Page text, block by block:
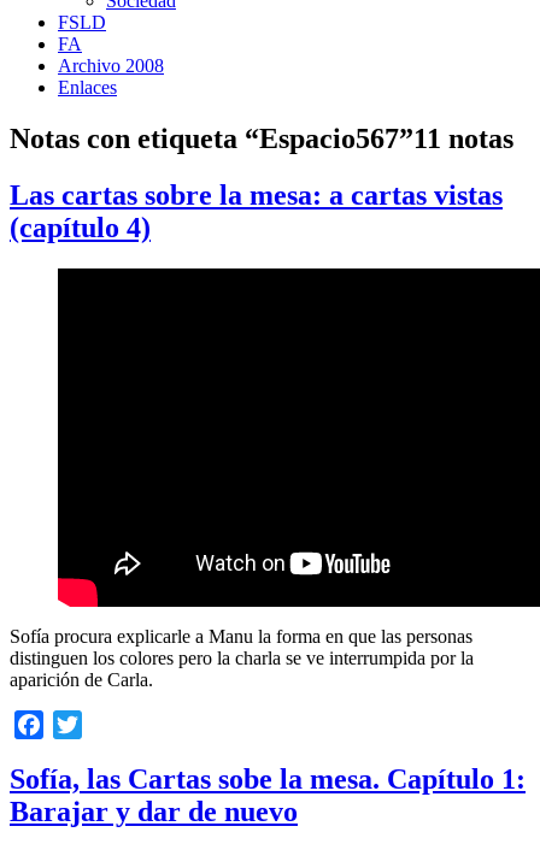
FSLD
FA
Archivo 2008
Enlaces
Notas con etiqueta “Espacio567”11 notas
Las cartas sobre la mesa: a cartas vistas
(capítulo 4)
Sofía procura explicarle a Manu la forma en que las personas
distinguen los colores pero la charla se ve interrumpida por la
aparición de Carla.
Facebook
Sofía, las Cartas sobe la mesa. Capítulo 1:
Barajar y dar de nuevo